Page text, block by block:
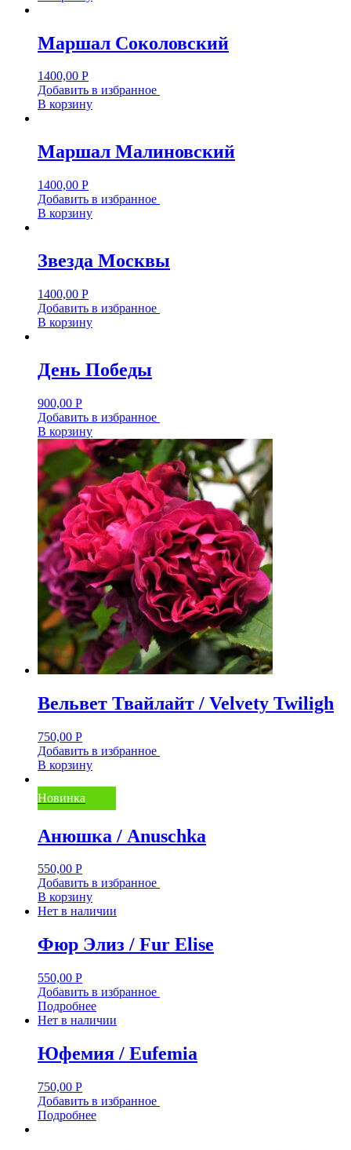
Маршал Соколовский
1400,00 Р
Добавить в избранное
В корзину
Маршал Малиновский
1400,00 Р
Добавить в избранное
В корзину
Звезда Москвы
1400,00 Р
Добавить в избранное
В корзину
День Победы
900,00 Р
Добавить в избранное
В корзину
Вельвет Твайлайт / Velvety Twiligh
750,00 Р
Добавить в избранное
В корзину
Новинка
Анюшка / Anuschka
550,00 Р
Добавить в избранное
В корзину
Нет в наличии
Фюр Элиз / Fur Elise
550,00 Р
Добавить в избранное
Подробнее
Нет в наличии
Юфемия / Eufemia
750,00 Р
Добавить в избранное
Подробнее